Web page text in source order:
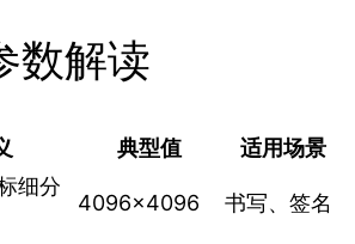
数解读
典型值
适用场景
细分
4096×4096 书写、签名